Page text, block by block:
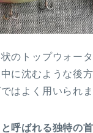
のトップウォー
に沈むような後
はよく用いられま
と呼ばれる独特の